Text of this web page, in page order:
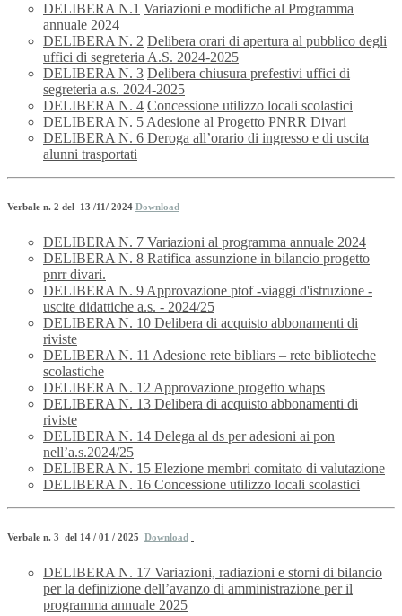
DELIBERA N.1 Variazioni e modifiche al Programma
annuale 2024
DELIBERA N. 2 Delibera orari di apertura al pubblico degli
uffici di segreteria A.S. 2024-2025
DELIBERA N. 3 Delibera chiusura prefestivi uffici di
segreteria a.s. 2024-2025
DELIBERA N. 4 Concessione utilizzo locali scolastici
DELIBERA N. 5 Adesione al Progetto PNRR Divari
DELIBERA N. 6 Deroga all’orario di ingresso e di uscita
alunni trasportati
Verbale n. 2 del 13 /11/ 2024 Download
DELIBERA N. 7 Variazioni al programma annuale 2024
DELIBERA N. 8 Ratifica assunzione in bilancio progetto
pnrr divari.
DELIBERA N. 9 Approvazione ptof -viaggi d'istruzione -
uscite didattiche a.s. - 2024/25
DELIBERA N. 10 Delibera di acquisto abbonamenti di
riviste
DELIBERA N. 11 Adesione rete bibliars – rete biblioteche
scolastiche
DELIBERA N. 12 Approvazione progetto whaps
DELIBERA N. 13 Delibera di acquisto abbonamenti di
riviste
DELIBERA N. 14 Delega al ds per adesioni ai pon
nell’a.s.2024/25
DELIBERA N. 15 Elezione membri comitato di valutazione
DELIBERA N. 16 Concessione utilizzo locali scolastici
Verbale n. 3 del 14 / 01 / 2025 Download
DELIBERA N. 17 Variazioni, radiazioni e storni di bilancio
per la definizione dell’avanzo di amministrazione per il
programma annuale 2025